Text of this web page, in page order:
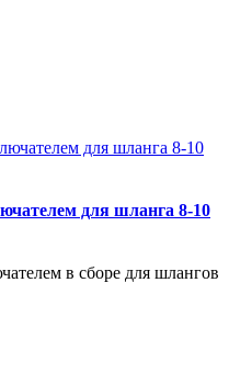
для шланга 8-10
в сборе для шлангов